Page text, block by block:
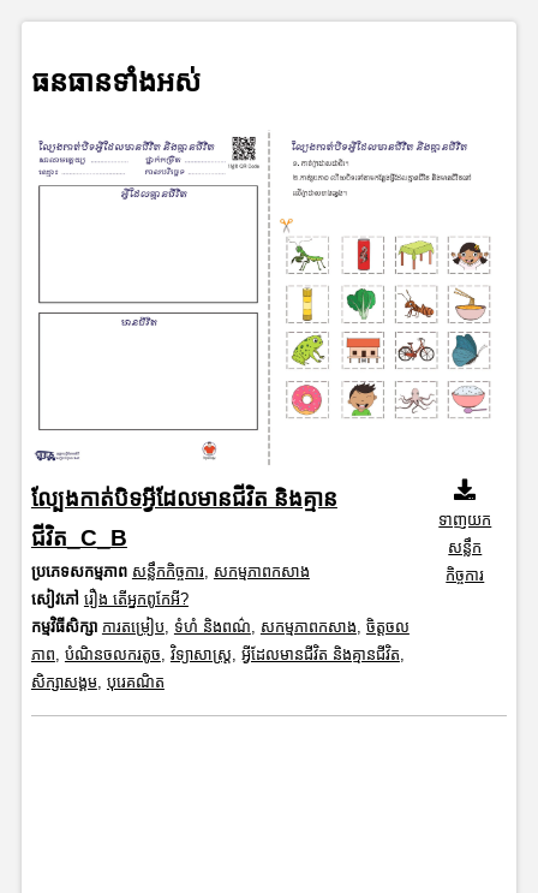
ធនធានទាំងអស់
ល្បែងកាត់បិទអ្វីដែលមានជីវិត និងគ្មាន
ជីវិត_C_B
ប្រភេទសកម្មភាព សន្លឹកកិច្ចការ, សកម្មភាពកសាង
សៀវភៅ រឿង តើអ្នកពូកែអី?
កម្មវិធីសិក្សា ការតម្រៀប, ទំហំ និងពណ៌ សកម្មភាពកសាង ចិត្តចល
ភាព បំណិនចលករតូច វិទ្យាសាស្រ្ត អ្វីដែលមានជីវិត និងគ្មានជីវិត
សិក្សាសង្គម, បុរេគណិត
ទាញយក
សន្លឹក
កិច្ចការ